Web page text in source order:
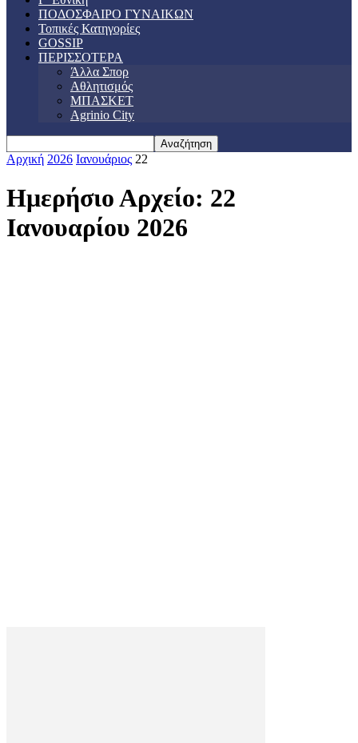
ΠΟΔΟΣΦΑΙΡΟ ΓΥΝΑΙΚΩΝ
Τοπικές Κατηγορίες
GOSSIP
ΠΕΡΙΣΣΟΤΕΡΑ
Άλλα Σπορ
Αθλητισμός
ΜΠΑΣΚΕΤ
Agrinio City
Αρχική 2026 Ιανουάριος 22
Ημερήσιο Αρχείο: 22
Ιανουαρίου 2026